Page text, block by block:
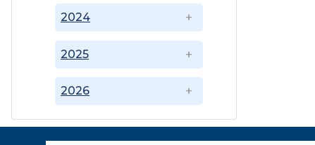
2024
2025
2026